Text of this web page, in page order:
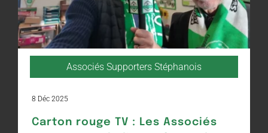
Associés Supporters Stéphanois
8 Déc 2025
Carton rouge TV : Les Associés